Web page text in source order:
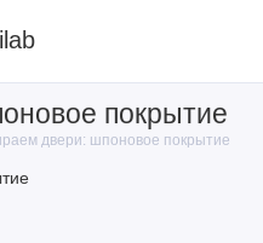
покрытие
двери: шпоновое покрытие